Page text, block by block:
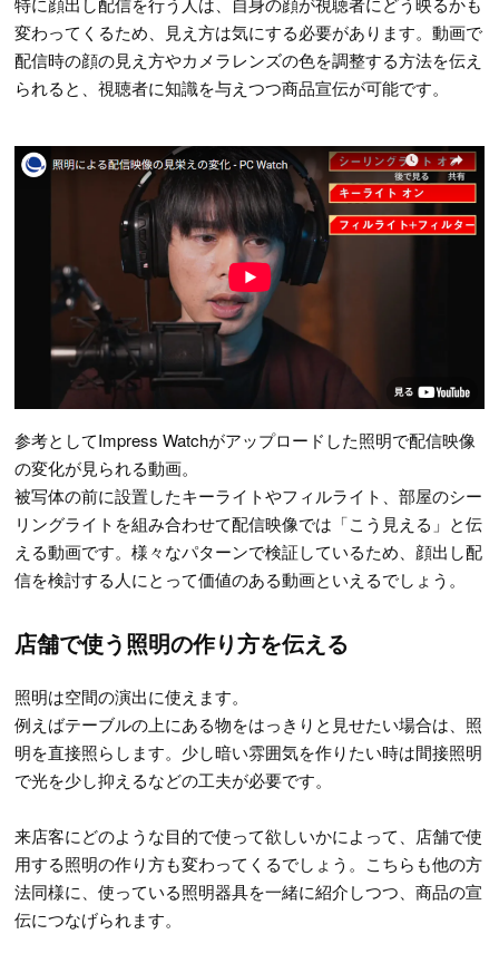
変わってくるため、見え方は気にする必要があります。動画で
配信時の顔の見え方やカメラレンズの色を調整する方法を伝え
られると、視聴者に知識を与えつつ商品宣伝が可能です。
参考としてImpress Watchがアップロードした照明で配信映像
の変化が見られる動画。
被写体の前に設置したキーライトやフィルライト、部屋のシー
リングライトを組み合わせて配信映像では「こう見える」と伝
える動画です。様々なパターンで検証しているため、顔出し配
信を検討する人にとって価値のある動画といえるでしょう。
店舗で使う照明の作り方を伝える
照明は空間の演出に使えます。
例えばテーブルの上にある物をはっきりと見せたい場合は、照
明を直接照らします。少し暗い雰囲気を作りたい時は間接照明
で光を少し抑えるなどの工夫が必要です。
来店客にどのような目的で使って欲しいかによって、店舗で使
用する照明の作り方も変わってくるでしょう。こちらも他の方
法同様に、使っている照明器具を一緒に紹介しつつ、商品の宣
伝につなげられます。